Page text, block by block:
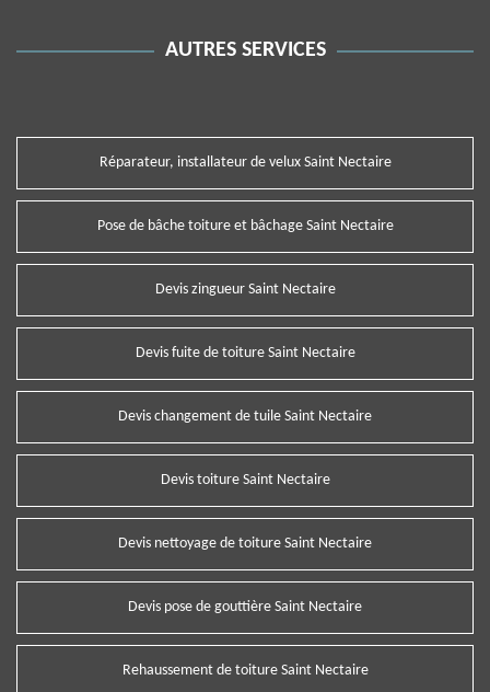
AUTRES SERVICES
Réparateur, installateur de velux Saint Nectaire
Pose de bâche toiture et bâchage Saint Nectaire
Devis zingueur Saint Nectaire
Devis fuite de toiture Saint Nectaire
Devis changement de tuile Saint Nectaire
Devis toiture Saint Nectaire
Devis nettoyage de toiture Saint Nectaire
Devis pose de gouttière Saint Nectaire
Rehaussement de toiture Saint Nectaire